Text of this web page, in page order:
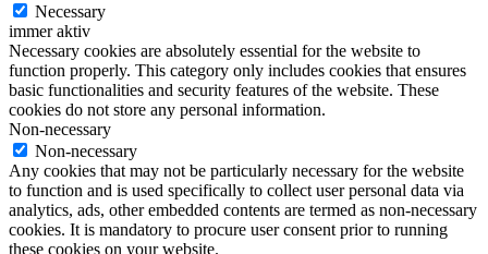
Necessary
immer aktiv
Necessary cookies are absolutely essential for the website to
function properly. This category only includes cookies that ensures
basic functionalities and security features of the website. These
cookies do not store any personal information.
Non-necessary
Non-necessary
Any cookies that may not be particularly necessary for the website
to function and is used specifically to collect user personal data via
analytics, ads, other embedded contents are termed as non-necessary
cookies. It is mandatory to procure user consent prior to running
these cookies on your website.